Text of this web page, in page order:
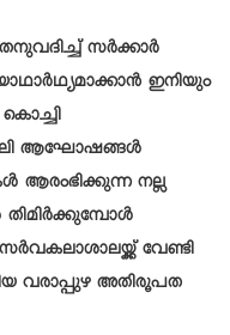
സർക്കാർ
ഇനിയും
ആഘോഷങ്ങൾ
നല്ല
വേണ്ടി
യ വരാപ്പുഴ അതിരൂപത